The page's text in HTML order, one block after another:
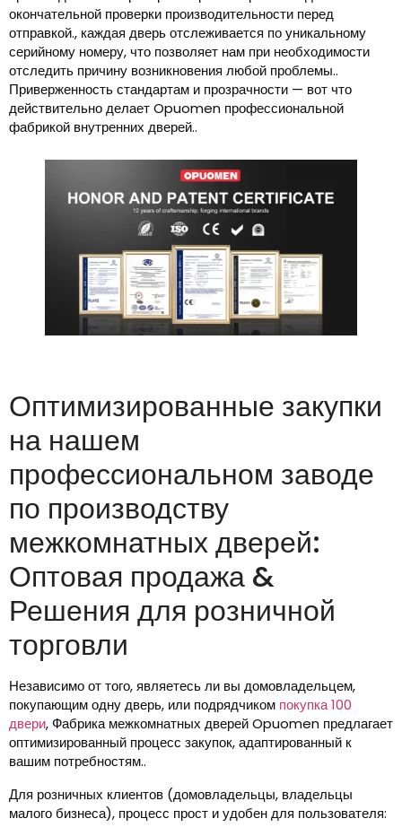
окончательной проверки производительности перед
отправкой., каждая дверь отслеживается по уникальному
серийному номеру, что позволяет нам при необходимости
отследить причину возникновения любой проблемы..
Приверженность стандартам и прозрачности — вот что
действительно делает Opuomen профессиональной
фабрикой внутренних дверей..
Оптимизированные закупки
на нашем
профессиональном заводе
по производству
межкомнатных дверей:
Оптовая продажа &
Решения для розничной
торговли
Независимо от того, являетесь ли вы домовладельцем,
покупающим одну дверь, или подрядчиком покупка 100
двери, Фабрика межкомнатных дверей Opuomen предлагает
оптимизированный процесс закупок, адаптированный к
вашим потребностям..
Для розничных клиентов (домовладельцы, владельцы
малого бизнеса), процесс прост и удобен для пользователя: